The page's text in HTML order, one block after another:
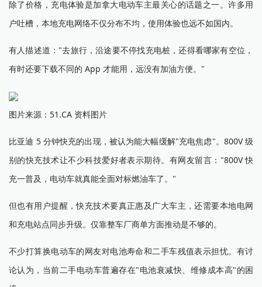
除了价格，充电体验是加拿大电动车主最关心的话题之一。许多用
户吐槽，本地充电网络不仅分布不均，使用体验也远不如国内。
有人描述道："去旅行，沿途要不停找充电桩，还得看哪家有空位，
有时还要下载不同的 App 才能用，远没有加油方便。"
图片来源：51.CA 资料图片
比亚迪 5 分钟快充的出现，被认为能大幅缓解"充电焦虑"。800V 级
别的快充技术让不少科技爱好者表示期待。有网友留言："800V 快
充一普及，电动车就真能全面对标燃油车了。"
但也有用户提醒，快充技术要真正惠及广大车主，还需要本地电网
和充电站点同步升级。仅靠整车厂商单方面推动是不够的。
不少打算换电动车的网友对电池寿命和二手车残值表示担忧。有讨
论认为，当前二手电动车普遍存在"电池衰减快、维修成本高"的困